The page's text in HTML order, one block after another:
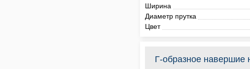
Ширина
Диаметр прутка
Цвет
Г-образное навершие